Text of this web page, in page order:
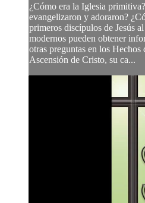
¿Cómo era la Iglesia
evangelizaron y adoraron?
primeros discípulos de Jesús
modernos pueden obtener
otras preguntas en los
Ascensión de Cristo, su ca...